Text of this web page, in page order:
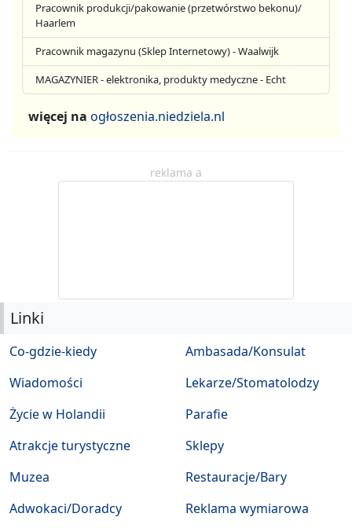
Pracownik produkcji/pakowanie (przetwórstwo bekonu)/
Haarlem
Pracownik magazynu (Sklep Internetowy) - Waalwijk
MAGAZYNIER - elektronika, produkty medyczne - Echt
więcej na ogłoszenia.niedziela.nl
reklama a
Linki
Co-gdzie-kiedy
Wiadomości
Życie w Holandii
Atrakcje turystyczne
Muzea
Ambasada/Konsulat
Lekarze/Stomatolodzy
Parafie
Sklepy
Restauracje/Bary
Adwokaci/Doradcy
Reklama wymiarowa